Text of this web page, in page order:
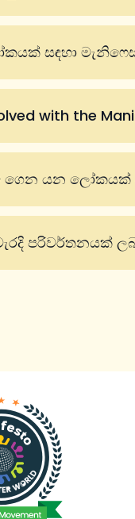
සඳහා
with the
යන ලෝකයක්
පරිවර්තනයක්